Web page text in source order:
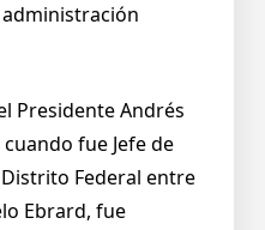
Presidente Andrés
fue Jefe de
Federal entre
Ebrard, fue